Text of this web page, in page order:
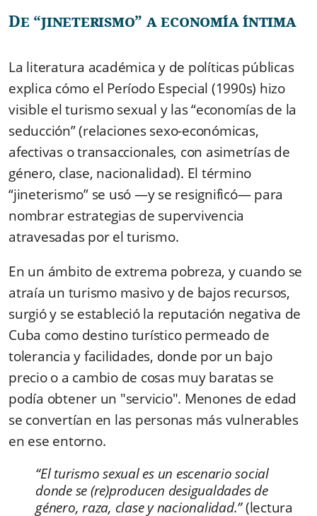
De “jineterismo” a economía íntima
La literatura académica y de políticas públicas
explica cómo el Período Especial (1990s) hizo
visible el turismo sexual y las “economías de la
seducción” (relaciones sexo-económicas,
afectivas o transaccionales, con asimetrías de
género, clase, nacionalidad). El término
“jineterismo” se usó —y se resignificó— para
nombrar estrategias de supervivencia
atravesadas por el turismo.
En un ámbito de extrema pobreza, y cuando se
atraía un turismo masivo y de bajos recursos,
surgió y se estableció la reputación negativa de
Cuba como destino turístico permeado de
tolerancia y facilidades, donde por un bajo
precio o a cambio de cosas muy baratas se
podía obtener un "servicio". Menones de edad
se convertían en las personas más vulnerables
en ese entorno.
“El turismo sexual es un escenario social
donde se (re)producen desigualdades de
género, raza, clase y nacionalidad.”(lectura